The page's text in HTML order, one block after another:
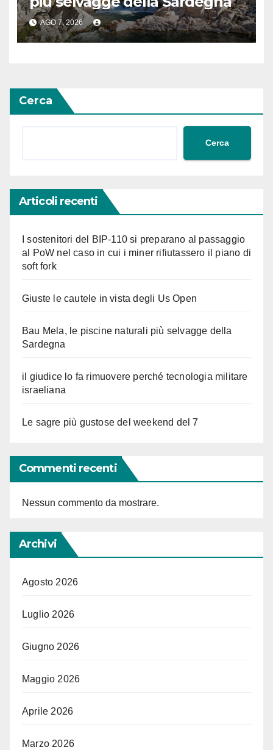
AGO 7, 2026
Cerca
Cerca
Articoli recenti
I sostenitori del BIP-110 si preparano al passaggio
al PoW nel caso in cui i miner rifiutassero il piano di
soft fork
Giuste le cautele in vista degli Us Open
Bau Mela, le piscine naturali più selvagge della
Sardegna
il giudice lo fa rimuovere perché tecnologia militare
israeliana
Le sagre più gustose del weekend del 7
Commenti recenti
Nessun commento da mostrare.
Archivi
Agosto 2026
Luglio 2026
Giugno 2026
Maggio 2026
Aprile 2026
Marzo 2026